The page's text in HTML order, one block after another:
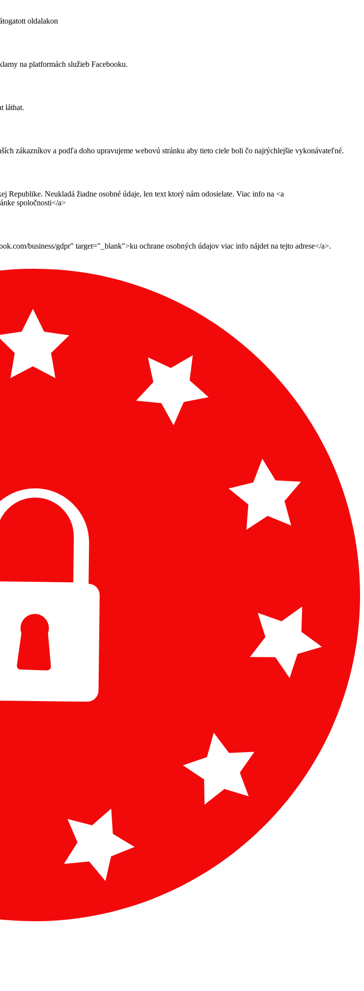
oldalakon
na platformách služieb Facebooku.
láthat.
zákazníkov a podľa doho upravujeme webovú stránku aby tieto ciele boli čo najrýchlejšie vykonávateľné.
Republike. Neukladá žiadne osobné údaje, len text ktorý nám odosielate. Viac info na <a
spoločnosti</a>
business/gdpr" target="_blank">ku ochrane osobných údajov viac info nájdet na tejto adrese</a>.